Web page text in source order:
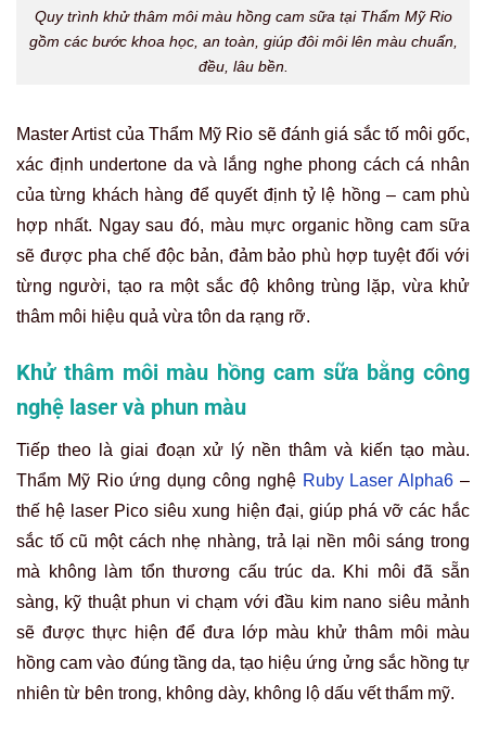
Quy trình khử thâm môi màu hồng cam sữa tại Thẩm Mỹ Rio
gồm các bước khoa học, an toàn, giúp đôi môi lên màu chuẩn,
đều, lâu bền.
Master Artist của Thẩm Mỹ Rio sẽ đánh giá sắc tố môi gốc,
xác định undertone da và lắng nghe phong cách cá nhân
của từng khách hàng để quyết định tỷ lệ hồng – cam phù
hợp nhất. Ngay sau đó, màu mực organic hồng cam sữa
sẽ được pha chế độc bản, đảm bảo phù hợp tuyệt đối với
từng người, tạo ra một sắc độ không trùng lặp, vừa khử
thâm môi hiệu quả vừa tôn da rạng rỡ.
Khử thâm môi màu hồng cam sữa bằng công
nghệ laser và phun màu
Tiếp theo là giai đoạn xử lý nền thâm và kiến tạo màu.
Thẩm Mỹ Rio ứng dụng công nghệ Ruby Laser Alpha6 –
thế hệ laser Pico siêu xung hiện đại, giúp phá vỡ các hắc
sắc tố cũ một cách nhẹ nhàng, trả lại nền môi sáng trong
mà không làm tổn thương cấu trúc da. Khi môi đã sẵn
sàng, kỹ thuật phun vi chạm với đầu kim nano siêu mảnh
sẽ được thực hiện để đưa lớp màu khử thâm môi màu
hồng cam vào đúng tầng da, tạo hiệu ứng ửng sắc hồng tự
nhiên từ bên trong, không dày, không lộ dấu vết thẩm mỹ.